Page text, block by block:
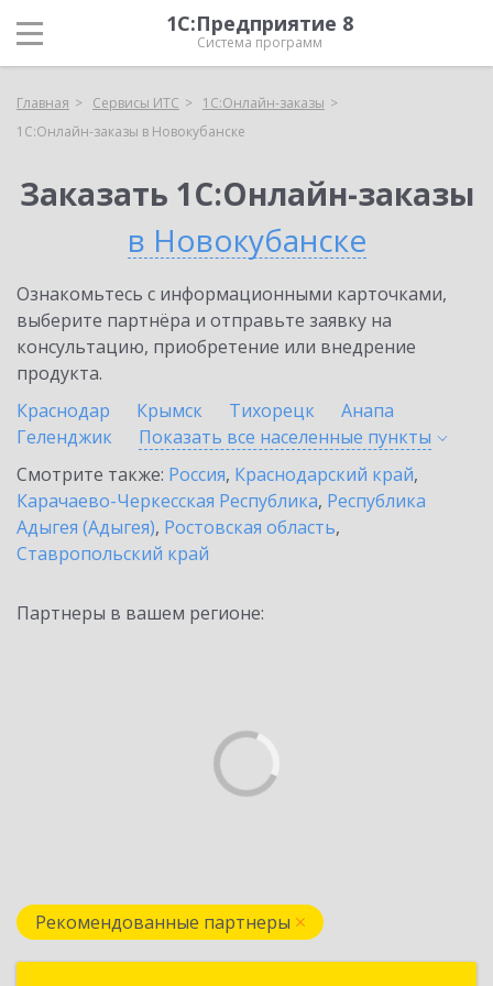
1С:Предприятие 8
Система программ
Главная Сервисы ИТС
1С:Онлайн-заказы
1С:Онлайн-заказы в Новокубанске
Заказать 1С:Онлайн-заказы
в Новокубанске
Ознакомьтесь с информационными карточками,
выберите партнёра и отправьте заявку на
консультацию, приобретение или внедрение
продукта.
Краснодар
Крымск Тихорецк
Анапа
Геленджик
Показать все населенные пункты
Смотрите также: Россия, Краснодарский край,
Карачаево-Черкесская Республика, Республика
Адыгея (Адыгея), Ростовская область,
Ставропольский край
Партнеры в вашем регионе:
Рекомендованные партнеры